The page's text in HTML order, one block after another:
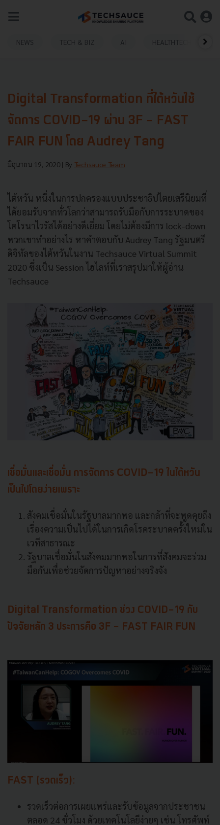
NEWS TECH & BIZ AI HEALTHTECH
Digital Transformation ที่ไต้หวันใช้
จัดการ COVID-19 ผ่าน 3F - FAST
FAIR FUN โดย Audrey Tang
มิถุนายน 19, 2020 | By Techsauce Team
ไต้หวัน หนึ่งในการปกครองแบบประชาธิปไตยเสรีนิยมที่
ได้ยอมรับจากทั่วโลกว่าสามารถรับมือกับการระบาดของ
โคโรนาไวรัสได้อย่างดีเยี่ยม โดยไม่ต้องมีการ lock-down
พวกเขาทำอย่างไร หาคำตอบกับ Audrey Tang รัฐมนตรี
ดิจิทัลของไต้หวันในงาน Techsauce Virtual Summit
2020 ซึ่งเป็น Session ไฮไลท์ที่เราสรุปมาให้ผู้อ่าน
Techsauce
เชื่อมั่นและเชื่อมั่น การจัดการ COVID-19 ในไต้หวัน
เป็นไปโดยง่ายเพราะ
สังคมเชื่อมั่นในรัฐบาลมากพอ และกล้าที่จะพูดคุยถึง
เรื่องความเป็นไปได้ในการเกิดโรคระบาดครั้งใหม่ใน
เวทีสาธารณะ
รัฐบาลเชื่อมั่นในสังคมมากพอในการที่สังคมจะร่วม
มือกันเพื่อช่วยจัดการปัญหาอย่างจริงจัง
Digital Transformation ช่วง COVID-19 กับ
ปัจจัยหลัก 3 ประการคือ 3F - FAST FAIR FUN
FAST (รวดเร็ว):
รวดเร็วต่อการเผยแพร่และรับข้อมูลจากประชาชน
ตลอด 24 ชั่วโมง ด้วยเทคโนโลยีง่ายๆ เช่น โทรศัพท์